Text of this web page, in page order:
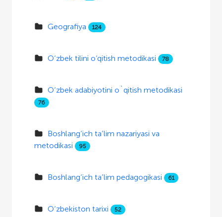
Geografiya 124
O‘zbek tilini o‘qitish metodikasi 78
O‘zbek adabiyotini o`qitish metodikasi
76
Boshlang‘ich ta’lim nazariyasi va
metodikasi
95
Boshlang‘ich ta’lim pedagogikasi 61
O‘zbekiston tarixi 52